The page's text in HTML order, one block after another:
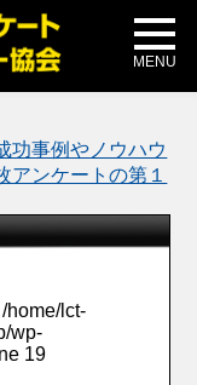
MENU
功事例やノウハウ
アンケートの第１
/home/lct-
wp-
19